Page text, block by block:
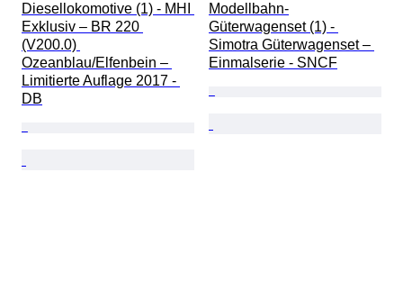
Diesellokomotive (1) - MHI
Exklusiv – BR 220
(V200.0)
Ozeanblau/Elfenbein –
Limitierte Auflage 2017 -
DB
Modellbahn-
Güterwagenset (1) -
Simotra Güterwagenset –
Einmalserie - SNCF